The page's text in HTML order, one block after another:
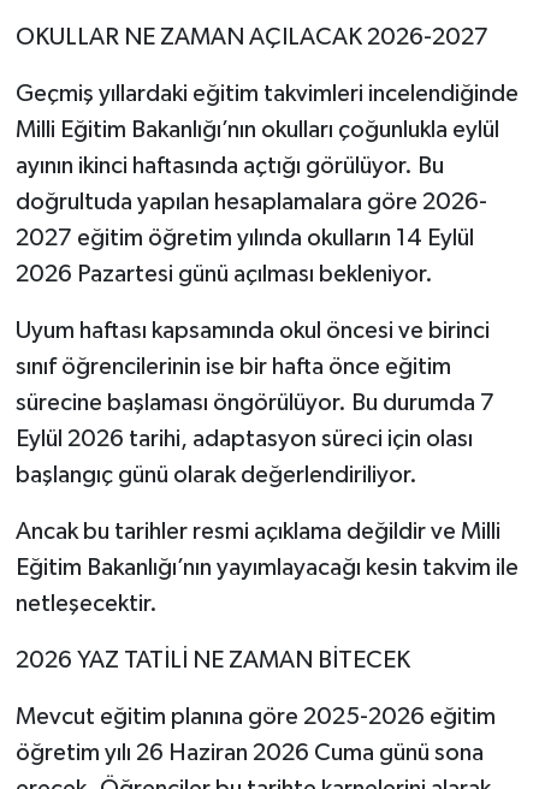
OKULLAR NE ZAMAN AÇILACAK 2026-2027
Geçmiş yıllardaki eğitim takvimleri incelendiğinde
Milli Eğitim Bakanlığı’nın okulları çoğunlukla eylül
ayının ikinci haftasında açtığı görülüyor. Bu
doğrultuda yapılan hesaplamalara göre 2026-
2027 eğitim öğretim yılında okulların 14 Eylül
2026 Pazartesi günü açılması bekleniyor.
Uyum haftası kapsamında okul öncesi ve birinci
sınıf öğrencilerinin ise bir hafta önce eğitim
sürecine başlaması öngörülüyor. Bu durumda 7
Eylül 2026 tarihi, adaptasyon süreci için olası
başlangıç günü olarak değerlendiriliyor.
Ancak bu tarihler resmi açıklama değildir ve Milli
Eğitim Bakanlığı’nın yayımlayacağı kesin takvim ile
netleşecektir.
2026 YAZ TATİLİ NE ZAMAN BİTECEK
Mevcut eğitim planına göre 2025-2026 eğitim
öğretim yılı 26 Haziran 2026 Cuma günü sona